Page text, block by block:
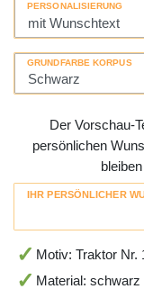
PERSONALISIERUNG
GRUNDFARBE KORPUS
Der Vorschau-
persönlichen
IHR PERSÖNLICHER
Motiv: Traktor Nr.
Material: